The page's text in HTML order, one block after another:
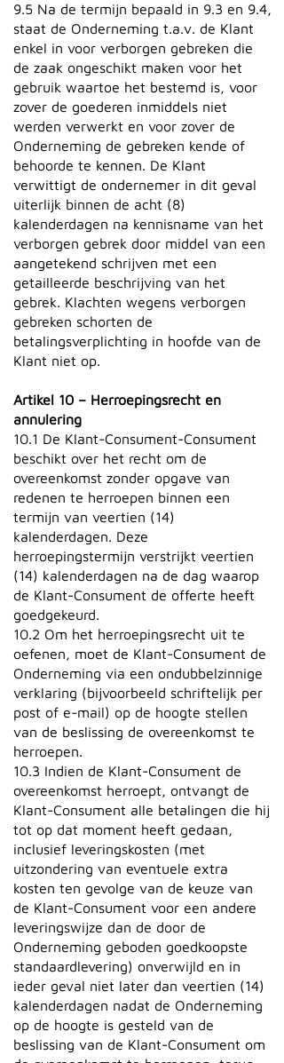
9.5 Na de termijn bepaald in 9.3 en 9.4,
staat de Onderneming t.a.v. de Klant
enkel in voor verborgen gebreken die
de zaak ongeschikt maken voor het
gebruik waartoe het bestemd is, voor
zover de goederen inmiddels niet
werden verwerkt en voor zover de
Onderneming de gebreken kende of
behoorde te kennen. De Klant
verwittigt de ondernemer in dit geval
uiterlijk binnen de acht (8)
kalenderdagen na kennisname van het
verborgen gebrek door middel van een
aangetekend schrijven met een
getailleerde beschrijving van het
gebrek. Klachten wegens verborgen
gebreken schorten de
betalingsverplichting in hoofde van de
Klant niet op.
Artikel 10 – Herroepingsrecht en
annulering
10.1 De Klant-Consument-Consument
beschikt over het recht om de
overeenkomst zonder opgave van
redenen te herroepen binnen een
termijn van veertien (14)
kalenderdagen. Deze
herroepingstermijn verstrijkt veertien
(14) kalenderdagen na de dag waarop
de Klant-Consument de offerte heeft
goedgekeurd.
10.2 Om het herroepingsrecht uit te
oefenen, moet de Klant-Consument de
Onderneming via een ondubbelzinnige
verklaring (bijvoorbeeld schriftelijk per
post of e-mail) op de hoogte stellen
van de beslissing de overeenkomst te
herroepen.
10.3 Indien de Klant-Consument de
overeenkomst herroept, ontvangt de
Klant-Consument alle betalingen die hij
tot op dat moment heeft gedaan,
inclusief leveringskosten (met
uitzondering van eventuele extra
kosten ten gevolge van de keuze van
de Klant-Consument voor een andere
leveringswijze dan de door de
Onderneming geboden goedkoopste
standaardlevering) onverwijld en in
ieder geval niet later dan veertien (14)
kalenderdagen nadat de Onderneming
op de hoogte is gesteld van de
beslissing van de Klant-Consument om